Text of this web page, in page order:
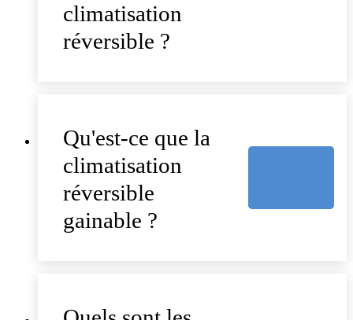
climatisation
réversible ?
Qu'est-ce que la
climatisation
réversible
gainable ?